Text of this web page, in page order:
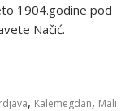
1904.godine pod
Načić.
, Kalemegdan, Mali